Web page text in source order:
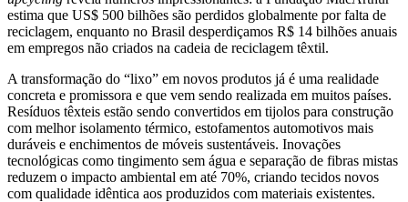
estima que US$ 500 bilhões são perdidos globalmente por falta de
reciclagem, enquanto no Brasil desperdiçamos R$ 14 bilhões anuais
em empregos não criados na cadeia de reciclagem têxtil.
A transformação do “lixo” em novos produtos já é uma realidade
concreta e promissora e que vem sendo realizada em muitos países.
Resíduos têxteis estão sendo convertidos em tijolos para construção
com melhor isolamento térmico, estofamentos automotivos mais
duráveis e enchimentos de móveis sustentáveis. Inovações
tecnológicas como tingimento sem água e separação de fibras mistas
reduzem o impacto ambiental em até 70%, criando tecidos novos
com qualidade idêntica aos produzidos com materiais existentes.